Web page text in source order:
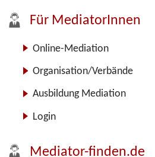
Für MediatorInnen
Online-Mediation
Organisation/Verbände
Ausbildung Mediation
Login
Mediator-finden.de